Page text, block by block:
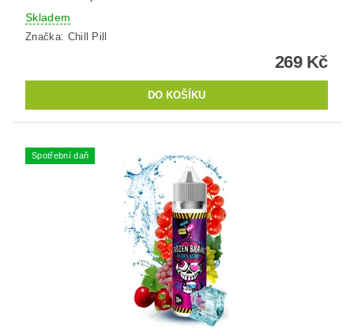
Skladem
Značka: Chill Pill
269 Kč
Spotřební daň